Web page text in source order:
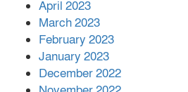
April 2023
March 2023
February 2023
January 2023
December 2022